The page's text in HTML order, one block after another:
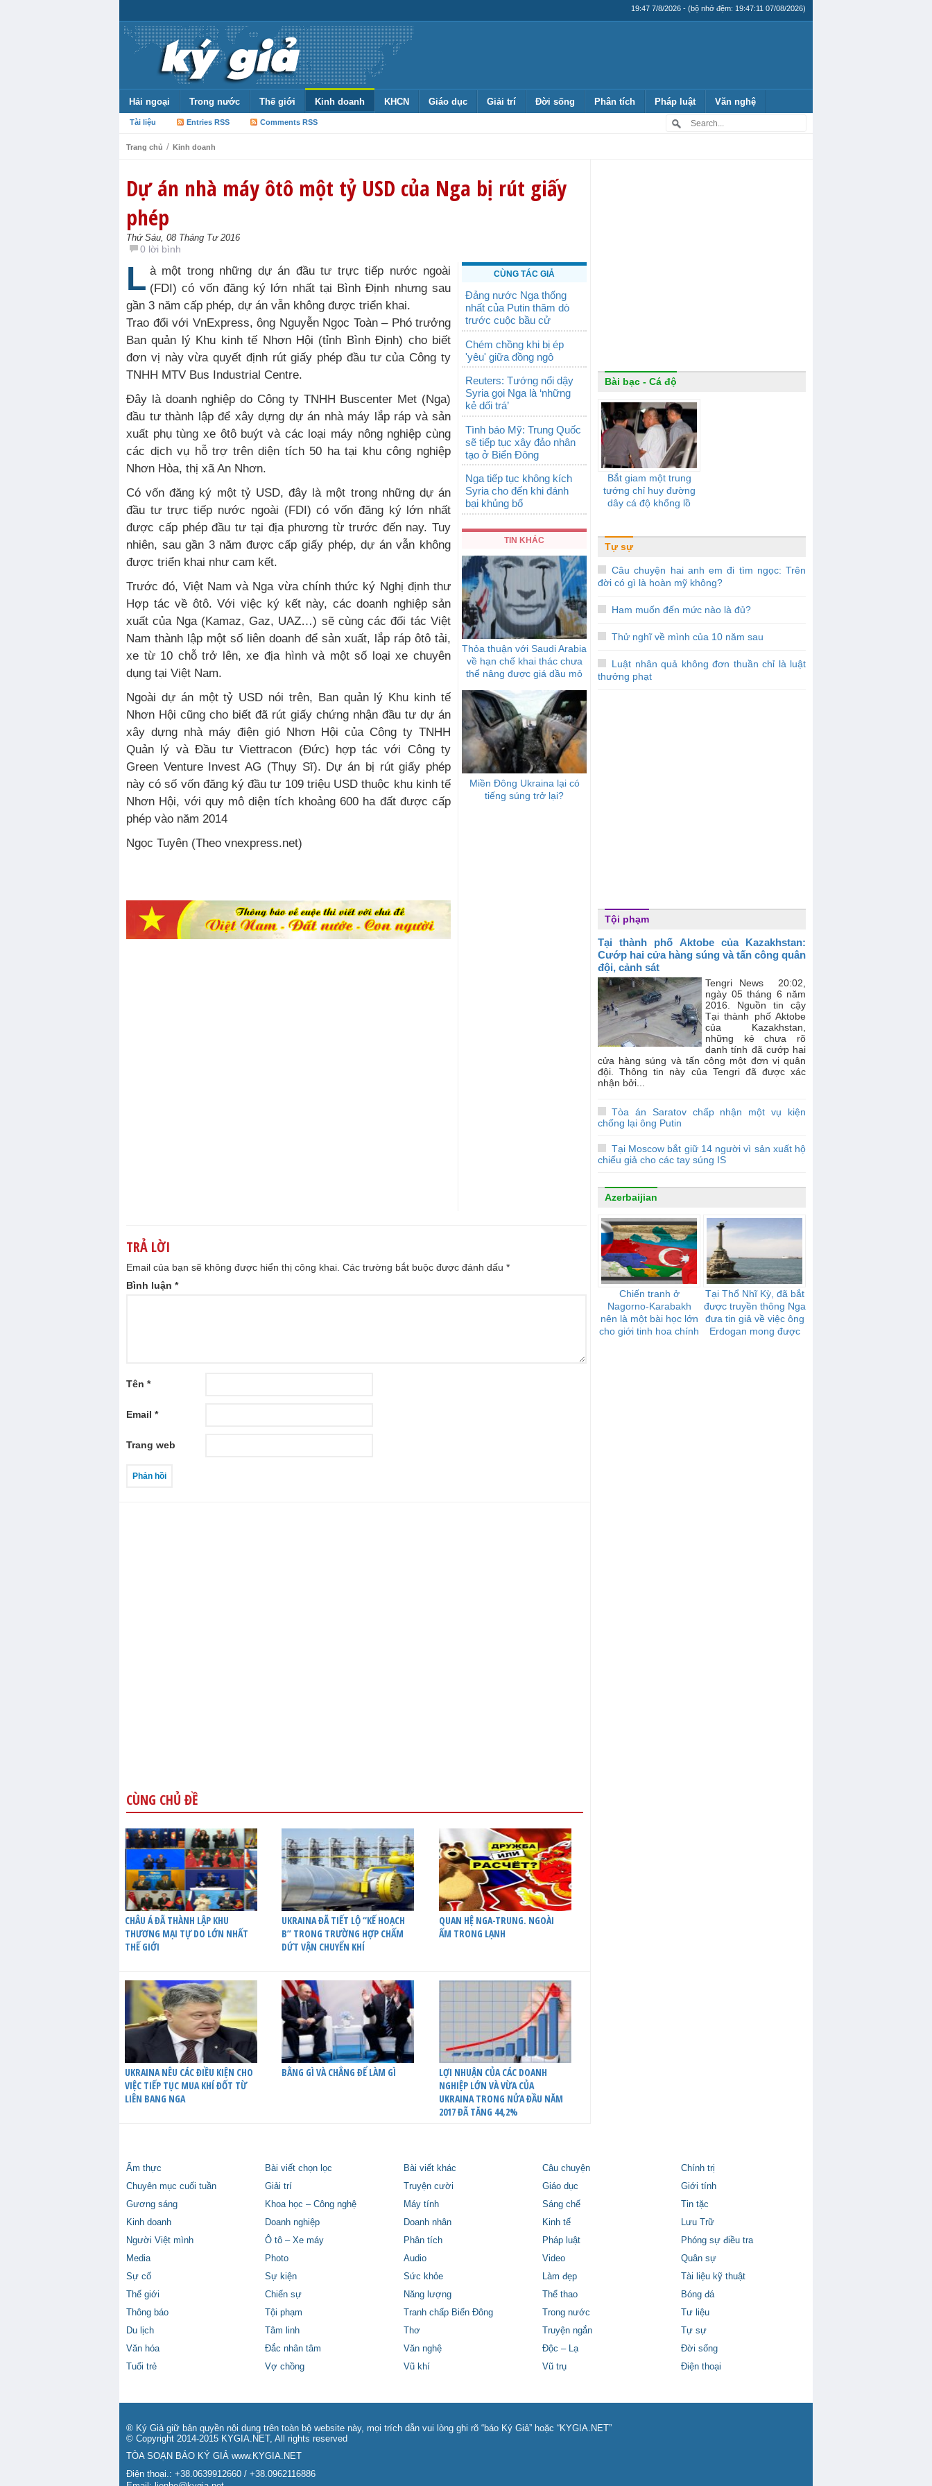
19:47 7/8/2026 - (bộ nhớ đệm: 19:47:11 07/08/2026)
Hải ngoại Trong nước Thế giới Kinh doanh KHCN Giáo dục Giải trí Đời sống Phân tích Pháp luật Văn nghệ
Tài liệu Entries RSS Comments RSS
Trang chủ / Kinh doanh
Dự án nhà máy ôtô một tỷ USD của Nga bị rút giấy
phép
Thứ Sáu, 08 Tháng Tư 2016
0 lời bình
L à một trong những dự án đầu tư trực tiếp nước ngoài
(FDI) có vốn đăng ký lớn nhất tại Bình Định nhưng sau
gần 3 năm cấp phép, dự án vẫn không được triển khai.
Trao đổi với VnExpress, ông Nguyễn Ngọc Toàn – Phó trưởng
Ban quản lý Khu kinh tế Nhơn Hội (tỉnh Bình Định) cho biết
đơn vị này vừa quyết định rút giấy phép đầu tư của Công ty
TNHH MTV Bus Industrial Centre.
Đây là doanh nghiệp do Công ty TNHH Buscenter Met (Nga)
đầu tư thành lập để xây dựng dự án nhà máy lắp ráp và sản
xuất phụ tùng xe ôtô buýt và các loại máy nông nghiệp cùng
các dịch vụ hỗ trợ trên diện tích 50 ha tại khu công nghiệp
Nhơn Hòa, thị xã An Nhơn.
Có vốn đăng ký một tỷ USD, đây là một trong những dự án
đầu tư trực tiếp nước ngoài (FDI) có vốn đăng ký lớn nhất
được cấp phép đầu tư tại địa phương từ trước đến nay. Tuy
nhiên, sau gần 3 năm được cấp giấy phép, dự án vẫn không
được triển khai như cam kết.
Trước đó, Việt Nam và Nga vừa chính thức ký Nghị định thư
Hợp tác về ôtô. Với việc ký kết này, các doanh nghiệp sản
xuất của Nga (Kamaz, Gaz, UAZ…) sẽ cùng các đối tác Việt
Nam thành lập một số liên doanh để sản xuất, lắp ráp ôtô tải,
xe từ 10 chỗ trở lên, xe địa hình và một số loại xe chuyên
dụng tại Việt Nam.
Ngoài dự án một tỷ USD nói trên, Ban quản lý Khu kinh tế
Nhơn Hội cũng cho biết đã rút giấy chứng nhận đầu tư dự án
xây dựng nhà máy điện gió Nhơn Hội của Công ty TNHH
Quản lý và Đầu tư Viettracon (Đức) hợp tác với Công ty
Green Venture Invest AG (Thụy Sĩ). Dự án bị rút giấy phép
này có số vốn đăng ký đầu tư 109 triệu USD thuộc khu kinh tế
Nhơn Hội, với quy mô diện tích khoảng 600 ha đất được cấp
phép vào năm 2014
Ngọc Tuyên (Theo vnexpress.net)
CÙNG TÁC GIẢ
Đảng nước Nga thống
nhất của Putin thăm dò
trước cuộc bầu cử
Chém chồng khi bị ép
'yêu' giữa đồng ngô
Reuters: Tướng nổi dậy
Syria gọi Nga là ‘những
kẻ dối trá’
Tình báo Mỹ: Trung Quốc
sẽ tiếp tục xây đảo nhân
tạo ở Biển Đông
Nga tiếp tục không kích
Syria cho đến khi đánh
bại khủng bố
TIN KHÁC
Thỏa thuận với Saudi Arabia
về hạn chế khai thác chưa
thể nâng được giá dầu mỏ
Miền Đông Ukraina lại có
tiếng súng trở lại?
TRẢ LỜI
Email của bạn sẽ không được hiển thị công khai. Các trường bắt buộc được đánh dấu *
Bình luận *
Tên *
Email *
Trang web
CÙNG CHỦ ĐỀ
CHÂU Á ĐÃ THÀNH LẬP KHU
THƯƠNG MẠI TỰ DO LỚN NHẤT
THẾ GIỚI
UKRAINA ĐÃ TIẾT LỘ “KẾ HOẠCH
B” TRONG TRƯỜNG HỢP CHẤM
DỨT VẬN CHUYỂN KHÍ
QUAN HỆ NGA-TRUNG. NGOÀI
ẤM TRONG LẠNH
UKRAINA NÊU CÁC ĐIỀU KIỆN CHO
VIỆC TIẾP TỤC MUA KHÍ ĐỐT TỪ
LIÊN BANG NGA
BẰNG GÌ VÀ CHẲNG ĐỂ LÀM GÌ
LỢI NHUẬN CỦA CÁC DOANH
NGHIỆP LỚN VÀ VỪA CỦA
UKRAINA TRONG NỬA ĐẦU NĂM
2017 ĐÃ TĂNG 44,2%
Bài bạc - Cá độ
Bắt giam một trung
tướng chỉ huy đường
dây cá độ khổng lồ
Tự sự
Câu chuyện hai anh em đi tìm ngọc: Trên
đời có gì là hoàn mỹ không?
Ham muốn đến mức nào là đủ?
Thử nghĩ về mình của 10 năm sau
Luật nhân quả không đơn thuần chỉ là luật
thưởng phạt
Tội phạm
Tại thành phố Aktobe của Kazakhstan:
Cướp hai cửa hàng súng và tấn công quân
đội, cảnh sát
Tengri News 20:02,
ngày 05 tháng 6 năm
2016. Nguồn tin cậy
Tại thành phố Aktobe
của Kazakhstan,
những kẻ chưa rõ
danh tính đã cướp hai
cửa hàng súng và tấn công một đơn vị quân
đội. Thông tin này của Tengri đã được xác
nhận bởi...
Tòa án Saratov chấp nhận một vụ kiện
chống lại ông Putin
Tại Moscow bắt giữ 14 người vì sản xuất hộ
chiếu giả cho các tay súng IS
Azerbaijian
Chiến tranh ở
Nagorno-Karabakh
nên là một bài học lớn
cho giới tinh hoa chính
Tại Thổ Nhĩ Kỳ, đã bắt
được truyền thông Nga
đưa tin giả về việc ông
Erdogan mong được
Ẩm thực Bài viết chọn lọc Bài viết khác Câu chuyện
Chính trị
Chuyên mục cuối tuần
Giải trí Truyện cười Giáo dục
Giới tính
Gương sáng
Khoa học – Công nghệ Máy tính Sáng chế
Tin tặc
Kinh doanh
Doanh nghiệp Doanh nhân Kinh tế
Lưu Trữ
Người Việt mình
Ô tô – Xe máy Phân tích Pháp luật
Phóng sự điều tra
Media
Photo Audio Video
Quân sự
Sự cố
Sự kiện Sức khỏe Làm đẹp
Tài liệu kỹ thuật
Thế giới
Chiến sự Năng lượng Thể thao
Bóng đá
Thông báo
Tội phạm Tranh chấp Biển Đông Trong nước
Tư liệu
Du lịch
Tâm linh Thơ Truyện ngắn
Tự sự
Văn hóa
Đắc nhân tâm Văn nghệ Độc – Lạ
Đời sống
Tuổi trẻ
Vợ chồng Vũ khí Vũ trụ Điện thoại
® Ký Giả giữ bản quyền nội dung trên toàn bộ website này, mọi trích dẫn vui lòng ghi rõ “báo Ký Giả” hoặc “KYGIA.NET”
© Copyright 2014-2015 KYGIA.NET, All rights reserved
TÒA SOẠN BÁO KÝ GIẢ www.KYGIA.NET
Điện thoại.: +38.0639912660 / +38.0962116886